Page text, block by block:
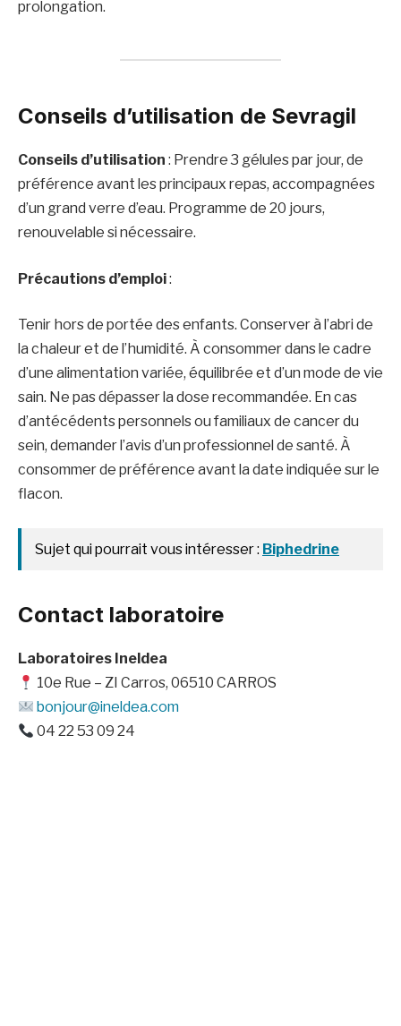
prolongation.
Conseils d’utilisation de Sevragil
Conseils d’utilisation : Prendre 3 gélules par jour, de
préférence avant les principaux repas, accompagnées
d’un grand verre d’eau. Programme de 20 jours,
renouvelable si nécessaire.
Précautions d’emploi:
Tenir hors de portée des enfants. Conserver à l’abri de
la chaleur et de l’humidité. À consommer dans le cadre
d’une alimentation variée, équilibrée et d’un mode de vie
sain. Ne pas dépasser la dose recommandée. En cas
d’antécédents personnels ou familiaux de cancer du
sein, demander l’avis d’un professionnel de santé. À
consommer de préférence avant la date indiquée sur le
flacon.
Sujet qui pourrait vous intéresser : Biphedrine
Contact laboratoire
Laboratoires Ineldea
10e Rue – ZI Carros, 06510 CARROS
bonjour@ineldea.com
04 22 53 09 24